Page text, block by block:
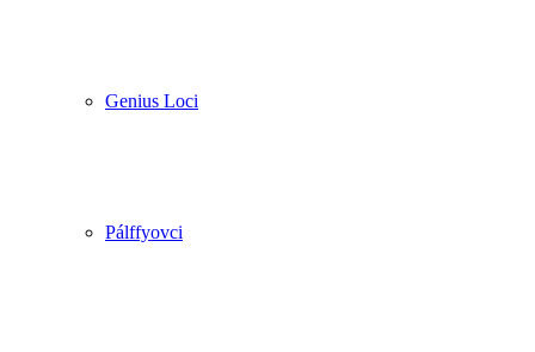
Genius Loci
Pálffyovci